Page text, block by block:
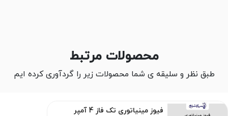
محصولات مرتبط
طبق نظر و سلیقه ی شما محصولات زیر را گردآوری کرده ایم
فیوز مینیاتوری تک فاز 4 آمپر